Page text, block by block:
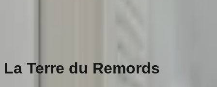
La Terre du Remords